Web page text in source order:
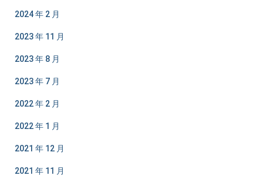
2024 年 2 月
2023 年 11 月
2023 年 8 月
2023 年 7 月
2022 年 2 月
2022 年 1 月
2021 年 12 月
2021 年 11 月